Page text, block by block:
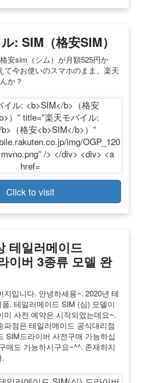
: SIM （格安SIM）
安sim（シム）が月額525円か
て今お使いのスマホのまま、楽天
か？
Click to visit
테일러메이드
이버 3종류 모델 완
지입니다. 안녕하세용~. 2020년 테
. 테일러메이드 SIM (심) 모델이
미 사전 예약은 시작되었는데요~.
파점은 테일러메이드 공식대리점
SIM드라이버 사전구매 가능하십
매도 가능하시구요~^^. 존재하지